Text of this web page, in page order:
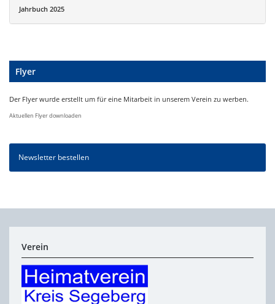
Jahrbuch 2025
Flyer
Der Flyer wurde erstellt um für eine Mitarbeit in unserem Verein zu werben.
Aktuellen Flyer downloaden
Newsletter bestellen
Verein